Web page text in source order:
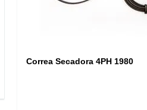
Correa Secadora 4PH 1980